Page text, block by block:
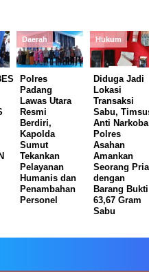
Daerah
Polres
Padang
Lawas Utara
Resmi
Berdiri,
Kapolda
Sumut
Tekankan
Pelayanan
Humanis dan
Penambahan
Personel
Hukum
Diduga Jadi
Lokasi
Transaksi
Sabu,
Anti Narkoba
Polres
Asahan
Amankan
Seorang Pria
dengan
Barang Bukti
63,67 Gram
Sabu